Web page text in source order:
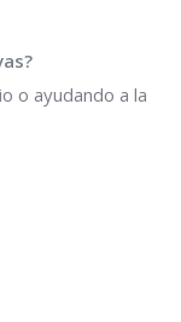
o ayudando a la